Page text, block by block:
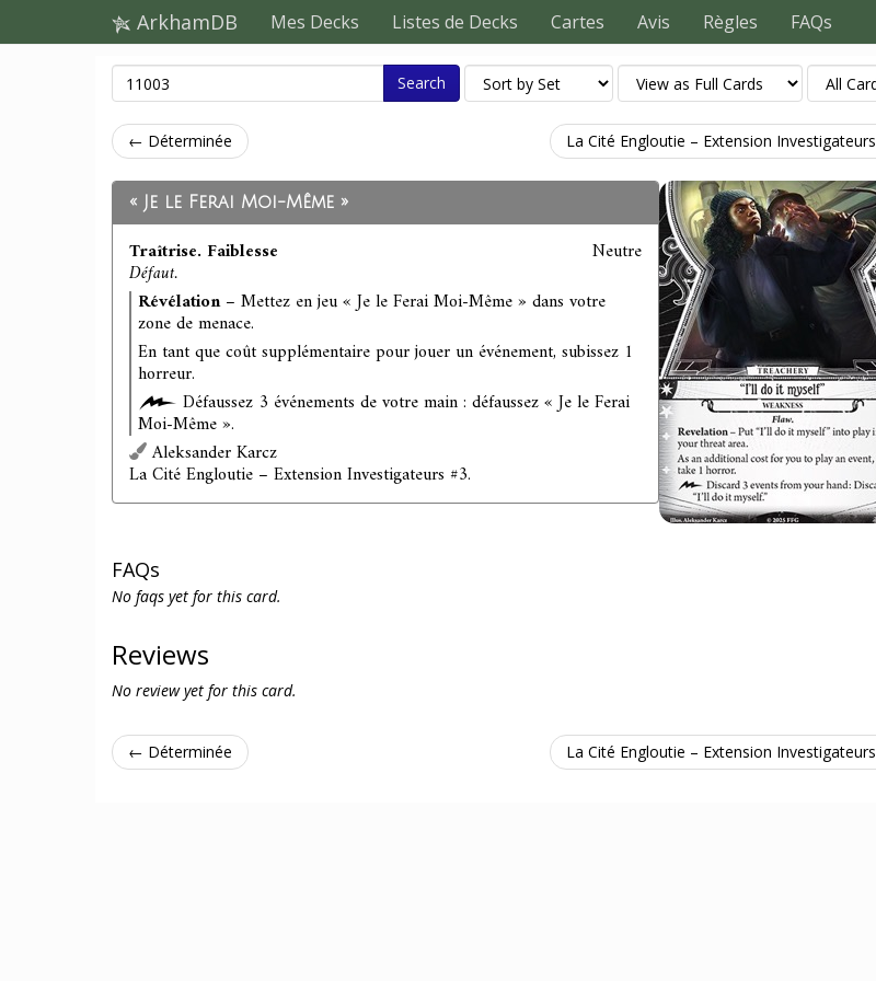
ArkhamDB Mes Decks Listes de Decks Cartes Avis Règles FAQs
Search
← Déterminée La Cité Engloutie – Extension Investigateurs
« Je le Ferai Moi-Même »
Traîtrise. Faiblesse
Défaut.
Neutre
Révélation– Mettez en jeu « Je le Ferai Moi-Même » dans votre
zone de menace.
En tant que coût supplémentaire pour jouer un événement, subissez 1
horreur.
Défaussez 3 événements de votre main : défaussez « Je le Ferai
Moi-Même ».
Aleksander Karcz
La Cité Engloutie – Extension Investigateurs #3.
FAQs
No faqs yet for this card.
Reviews
No review yet for this card.
← Déterminée La Cité Engloutie – Extension Investigateurs